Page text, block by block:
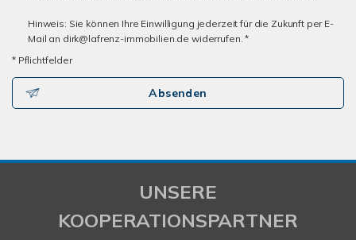
Hinweis: Sie können Ihre Einwilligung jederzeit für die Zukunft per E-
Mail an dirk@lafrenz-immobilien.de widerrufen. *
* Pflichtfelder
Absenden
UNSERE
KOOPERATIONSPARTNER